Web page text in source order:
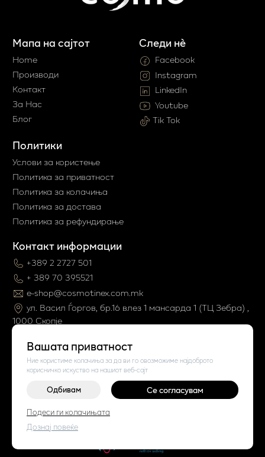
Вашата приватност
Ние користиме колачиња за да ви го овозможиме најдоброто
корисничко искуство на нашиот веб-сајт
Одбивам Се согласувам
Подеси ги колачињата
Дознај повеќе
Мапа на сајтот
Home
Производи
Контакт
За Нас
Блог
Политики
Услови за користење
Политика за приватност
Политика за колачиња
Политика за достава
Политика за рефундирање
Контакт информации
+389 2 2727 501
+ 389 70 395521
e-shop@cosmotinex.com.mk
ул. Васил Ѓоргов, бр.16 влез 1 мaнсарда 1 (ТЦ Зебра) ,
1000 Скопје
Следи нè
Facebook
Instagram
LinkedIn
Youtube
Tik Tok
©2026Vendor x
Поставки за колачиња